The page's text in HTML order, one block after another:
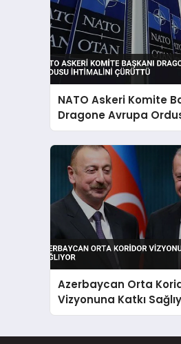
NATO Askeri Komite
Dragone Avrupa
İhtimalini Çürüttü
Azerbaycan Orta
Vizyonuna Katkı